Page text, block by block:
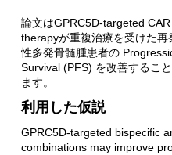
論文はGPRC5D-targeted
therapyが重複治療を受けた再
性多発骨髄腫患者の
Survival (PFS) を改善するこ
ます。
利用した仮説
GPRC5D-targeted bispecific
combinations may improve